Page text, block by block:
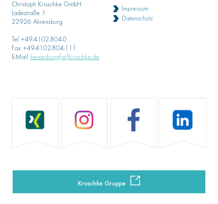
Christoph Kroschke GmbH
Ladestraße 1
22926 Ahrensburg
Tel +49-4102-804-0
Fax +49-4102-804-111
E-Mail bewerbung[at]kroschke.de
Impressum
Datenschutz
Kroschke Gruppe